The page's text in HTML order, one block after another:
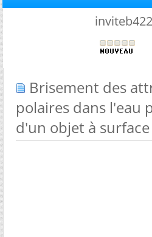
Brisement des
polaires dans l'eau
d'un objet à